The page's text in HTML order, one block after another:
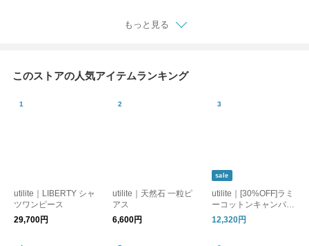
もっと見る
このストアの人気アイテムランキング
utilite｜LIBERTY シャ
ツワンピース
29,700円
utilite｜天然石 一粒ピ
アス
6,600円
sale
utilite｜[30%OFF]ラミ
ーコットンキャンバス
晴雨兼用長傘
12,320円